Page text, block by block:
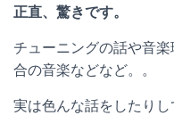
正直、驚きです。
チューニングの話や音
合の音楽などなど。。
実は色んな話をしたりし